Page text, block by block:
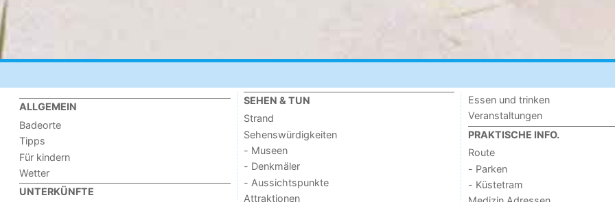
ALLGEMEIN
Badeorte
Tipps
Für kindern
Wetter
UNTERKÜNFTE
SEHEN & TUN
Strand
Sehenswürdigkeiten
- Museen
- Denkmäler
- Aussichtspunkte
Attraktionen
Essen und trinken
Veranstaltungen
PRAKTISCHE INFO.
Route
- Parken
- Küstetram